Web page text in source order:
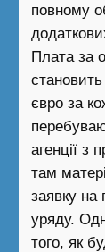
повному
Плата за
євро за
агенції з
там
заявку на
уряду.
того, як